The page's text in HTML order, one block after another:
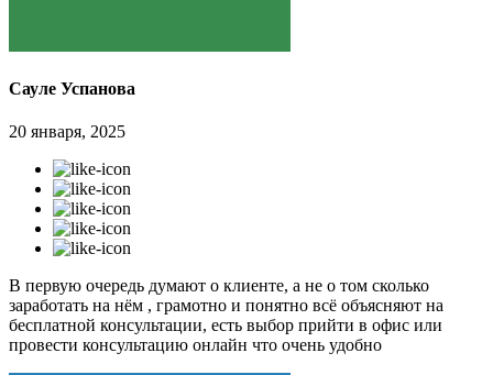
Сауле Успанова
20 января, 2025
В первую очередь думают о клиенте, а не о том сколько
заработать на нём , грамотно и понятно всё объясняют на
бесплатной консультации, есть выбор прийти в офис или
провести консультацию онлайн что очень удобно